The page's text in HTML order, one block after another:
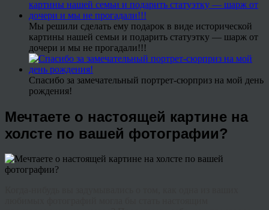
Мы решили сделать ему подарок в виде исторической
картины нашей семьи и подарить статуэтку — шарж от
дочери и мы не прогадали!!!
Спасибо за замечательный портрет-сюрприз на мой день
рождения!
Мечтаете о настоящей картине на
холсте по вашей фотографии?